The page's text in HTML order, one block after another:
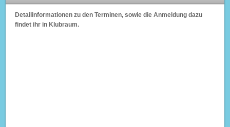
Detailinformationen zu den Terminen, sowie die Anmeldung dazu
findet ihr in Klubraum.